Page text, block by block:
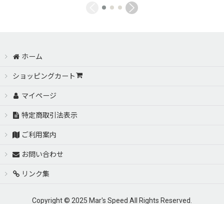
ホーム
ショッピングカート
マイページ
特定商取引法表示
ご利用案内
お問い合わせ
リンク集
Copyright © 2025 Mar's Speed All Rights Reserved.